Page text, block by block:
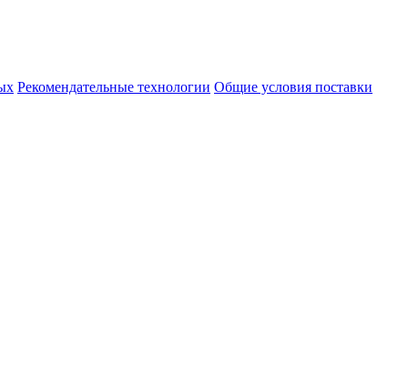
Рекомендательные технологии Общие условия поставки